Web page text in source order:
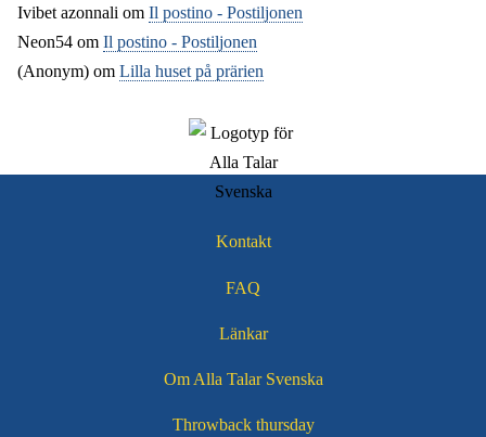
Ivibet azonnali om Il postino - Postiljonen
Neon54 om Il postino - Postiljonen
(Anonym) om Lilla huset på prärien
Kontakt
FAQ
Länkar
Om Alla Talar Svenska
Throwback thursday